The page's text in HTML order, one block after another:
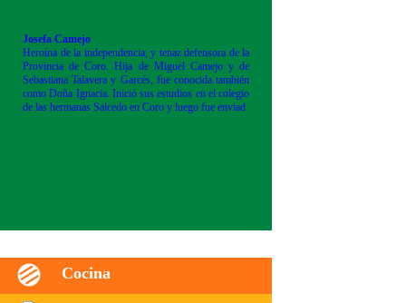
Josefa Camejo
Heroína de la independencia, y tenaz defensora de la
Provincia de Coro. Hija de Miguel Camejo y de
Sebastiana Talavera y Garcés, fue conocida también
como Doña Ignacia. Inició sus estudios en el colegio
de las hermanas Salcedo en Coro y luego fue enviad
Cocina